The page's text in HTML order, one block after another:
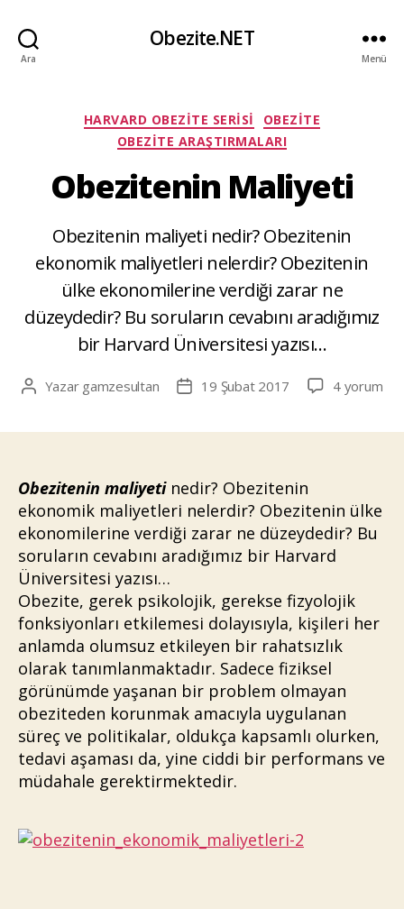
Ara
Obezite.NET
Menü
Kategoriler
HARVARD OBEZITE SERISI
OBEZITE
OBEZITE ARAŞTIRMALARI
Obezitenin Maliyeti
Obezitenin maliyeti nedir? Obezitenin
ekonomik maliyetleri nelerdir? Obezitenin
ülke ekonomilerine verdiği zarar ne
düzeydedir? Bu soruların cevabını aradığımız
bir Harvard Üniversitesi yazısı…
Yazının
Yazar gamzesultan
Yazı19 Şubat 2017
Obezitenin
4 yorum
Obezitenin maliyetinedir? Obezitenin
ekonomik maliyetleri nelerdir? Obezitenin ülke
ekonomilerine verdiği zarar ne düzeydedir? Bu
soruların cevabını aradığımız bir Harvard
Üniversitesi yazısı…
Obezite, gerek psikolojik, gerekse fizyolojik
fonksiyonları etkilemesi dolayısıyla, kişileri her
anlamda olumsuz etkileyen bir rahatsızlık
olarak tanımlanmaktadır. Sadece fiziksel
görünümde yaşanan bir problem olmayan
obeziteden korunmak amacıyla uygulanan
süreç ve politikalar, oldukça kapsamlı olurken,
tedavi aşaması da, yine ciddi bir performans ve
müdahale gerektirmektedir.